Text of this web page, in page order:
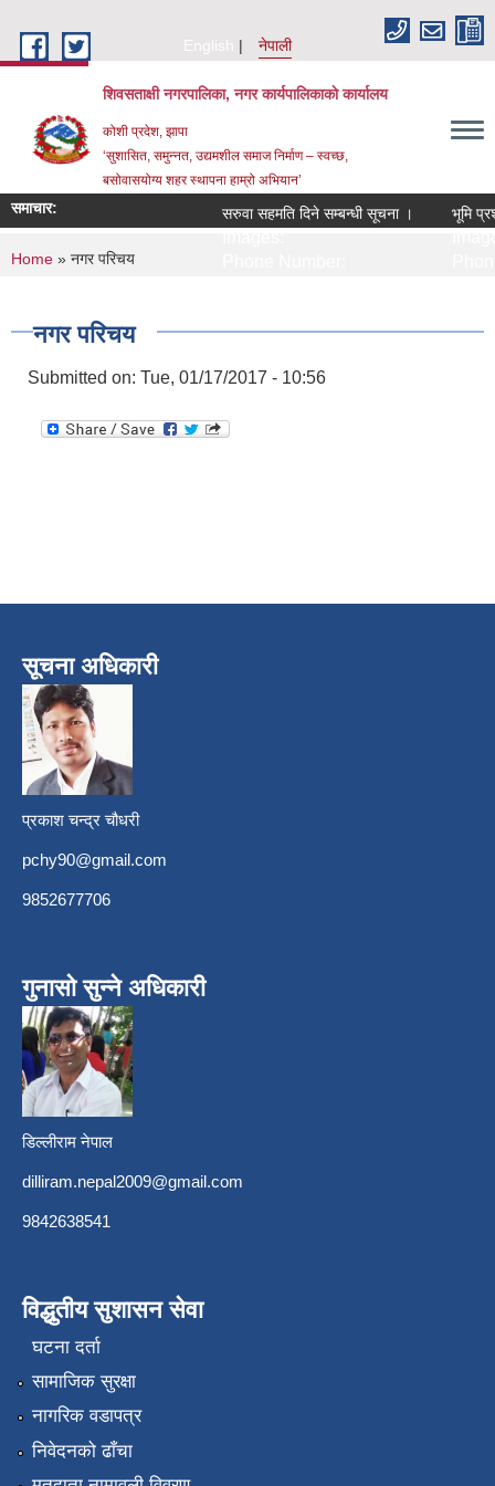
English
नेपाली
शिवसताक्षी नगरपालिका, नगर कार्यपालिकाकाे कार्यालय
कोशी प्रदेश, झापा
‘सुशासित, समुन्‍नत, उद्यमशील समाज निर्माण – स्वच्छ,
बसोवासयोग्य शहर स्थापना हाम्रो अभियान’
समाचार: सरुवा सहमति दिने सम्बन्धी सूचना । भूमि
You are here
Home » नगर परिचय
नगर परिचय
Submitted on: Tue, 01/17/2017 - 10:56
सूचना अधिकारी
प्रकाश चन्द्र चौधरी
pchy90@gmail.com
9852677706
गुनासो सुन्ने अधिकारी
डिल्लीराम नेपाल
dilliram.nepal2009@gmail.com
9842638541
विद्धुतीय सुशासन सेवा
घटना दर्ता
सामाजिक सुरक्षा
नागरिक वडापत्र
निवेदनको ढाँचा